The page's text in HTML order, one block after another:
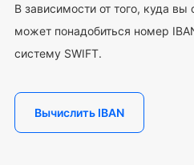
В зависимости от того, куда вы
может понадобиться номер
систему SWIFT.
Вычислить IBAN